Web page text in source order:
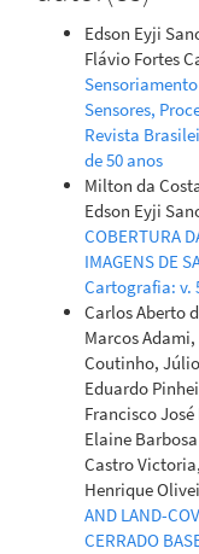
New approach for
considering the
vegetation cover.
Conservation
10.1016/
Carlos Antonio da
Fernando Saragosa
Rogério Brito de
Oliveira-Junior,
Santos (2019)
Remote sensing
the brazilian
Science & Policy,
10.1016/
Tamilis Rocha
Giovana Maranhão
Edson Eyji
Flávio Fortes
Sensores,
Revista
de 50 anos
Milton da
Edson Eyji
COBERTURA
IMAGENS DE
Cartografia: v.
Carlos Aberto
Marcos
Coutinho,
Eduardo
Francisco
Elaine
Castro
Henrique
AND LAND-
CERRADO